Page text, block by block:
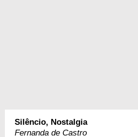
Silêncio, Nostalgia
Fernanda de Castro